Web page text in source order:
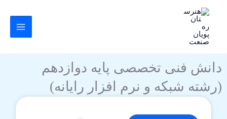
دانش فنی تخصصی پایه دوازدهم
(رشته شبکه و نرم افزار رایانه)